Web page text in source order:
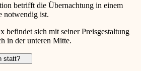
betrifft die Übernachtung in einem
notwendig ist.
befindet sich mit seiner Preisgestaltung
in der unteren Mitte.
statt?